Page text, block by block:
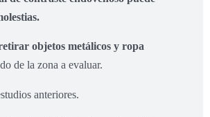
objetos metálicos y ropa
de la zona a evaluar.
anteriores.